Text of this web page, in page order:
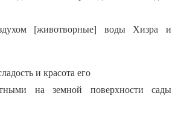
[животворные] воды Хизра и
и красота его
на земной поверхности сады